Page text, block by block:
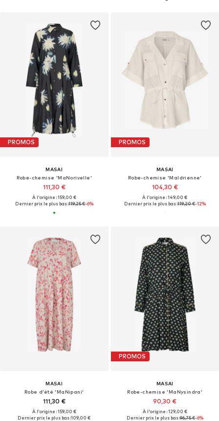
PROMOS
MASAI
Robe-chemise 'MaNorivelle'
111,30 €
À l'origine : 159,00 €
Dernier prix le plus bas :119,25 €-6%
PROMOS
MASAI
Robe-chemise 'MaIdrienne'
104,30 €
À l'origine : 149,00 €
Dernier prix le plus bas :119,20 €-12%
MASAI
Robe d’été 'MaNipani'
111,30 €
À l'origine : 159,00 €
Dernier prix le plus bas :109,00 €
PROMOS
MASAI
Robe-chemise 'MaNysindra'
90,30 €
À l'origine : 129,00 €
Dernier prix le plus bas :96,75 €-6%